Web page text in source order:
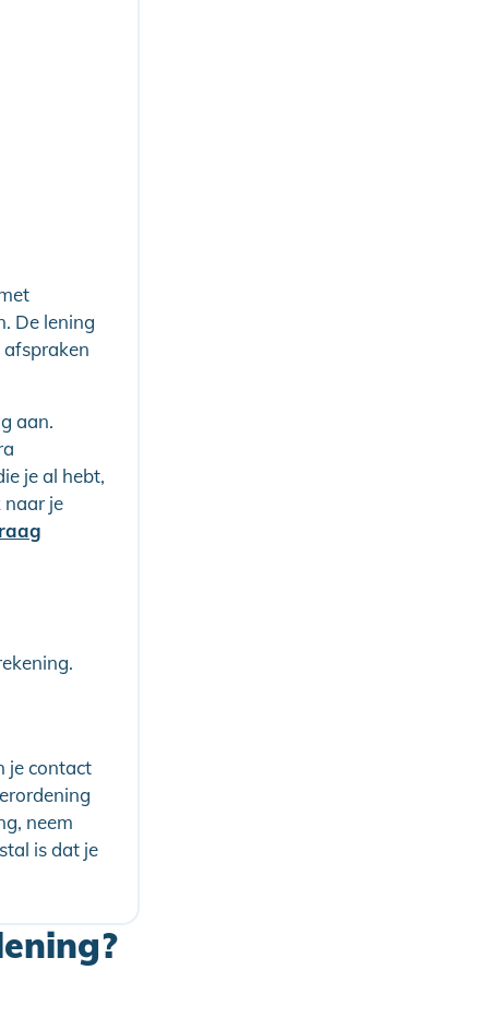
De lening
aan.
je al hebt,
naar je
je contact
neem
is dat je